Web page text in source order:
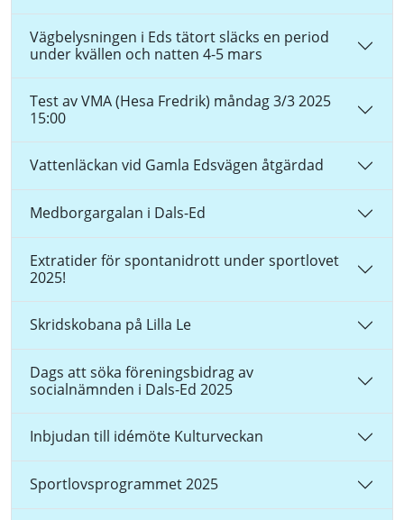
Vägbelysningen i Eds tätort släcks en period
under kvällen och natten 4-5 mars
Test av VMA (Hesa Fredrik) måndag 3/3 2025
15:00
Vattenläckan vid Gamla Edsvägen åtgärdad
Medborgargalan i Dals-Ed
Extratider för spontanidrott under sportlovet
2025!
Skridskobana på Lilla Le
Dags att söka föreningsbidrag av
socialnämnden i Dals-Ed 2025
Inbjudan till idémöte Kulturveckan
Sportlovsprogrammet 2025